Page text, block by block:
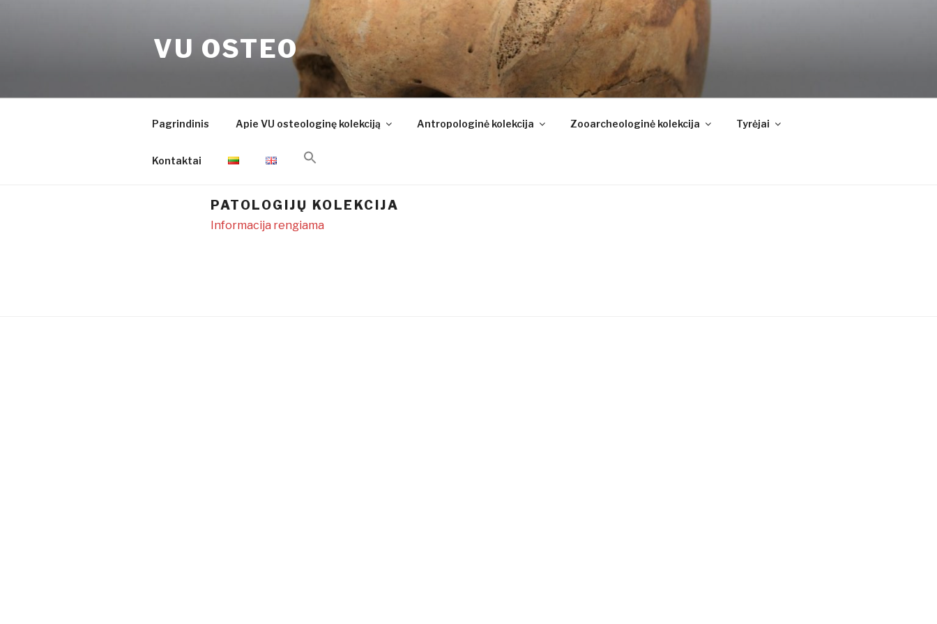
VU OSTEO
Pagrindinis Apie VU osteologinę kolekciją Antropologinė kolekcija Zooarcheologinė kolekcija Tyrėjai
Kontaktai
PATOLOGIJŲ KOLEKCIJA
Informacija rengiama